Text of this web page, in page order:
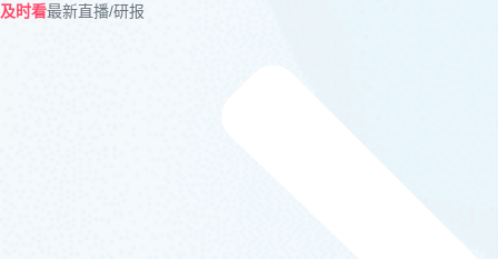
及时看最新直播/研报